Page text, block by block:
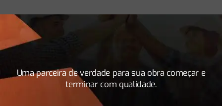
Uma parceira de verdade para sua obra começar e
terminar com qualidade.